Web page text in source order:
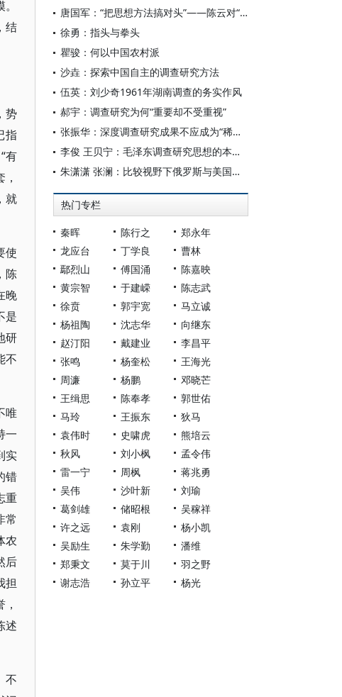
结
势
指
有
就
使
陈
晚
是
研
不
唯
一
实
错
重
常
农
后
担
述
不
唐国军：“把思想方法搞对头”——陈云对“怎样才能少犯错误”的思考
徐勇：指头与拳头
瞿骏：何以中国农村派
沙垚：探索中国自主的调查研究方法
伍英：刘少奇1961年湖南调查的务实作风
郝宇：调查研究为何“重要却不受重视”
张振华：深度调查研究成果不应成为“稀缺品”
李俊 王贝宁：毛泽东调查研究思想的本体论、认识论和方法论解析
朱潇潇 张澜：比较视野下俄罗斯与美国学界的陈云经济思想研究评析
热门专栏
秦晖 陈行之
郑永年
龙应台
丁学良
曹林
鄢烈山
傅国涌
陈嘉映
黄宗智
于建嵘
陈志武
徐贲
郭宇宽
马立诚
杨祖陶
沈志华
向继东
赵汀阳
戴建业
李昌平
张鸣
杨奎松
王海光
周濂
杨鹏
邓晓芒
王缉思
陈奉孝
郭世佑
马玲
王振东
狄马
袁伟时
史啸虎
熊培云
秋风
刘小枫
孟令伟
雷一宁
周枫
蒋兆勇
吴伟
沙叶新
刘瑜
葛剑雄
储昭根
吴稼祥
许之远
袁刚
杨小凯
吴励生
朱学勤
潘维
郑秉文
莫于川
羽之野
谢志浩
孙立平 杨光